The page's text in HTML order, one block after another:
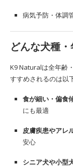
病気予防・体調
どんな犬種
K9 Naturalは全年齢
すすめされるのは以
食が細い・偏食
にも最適
皮膚疾患やアレ
安心
シニア犬や小型